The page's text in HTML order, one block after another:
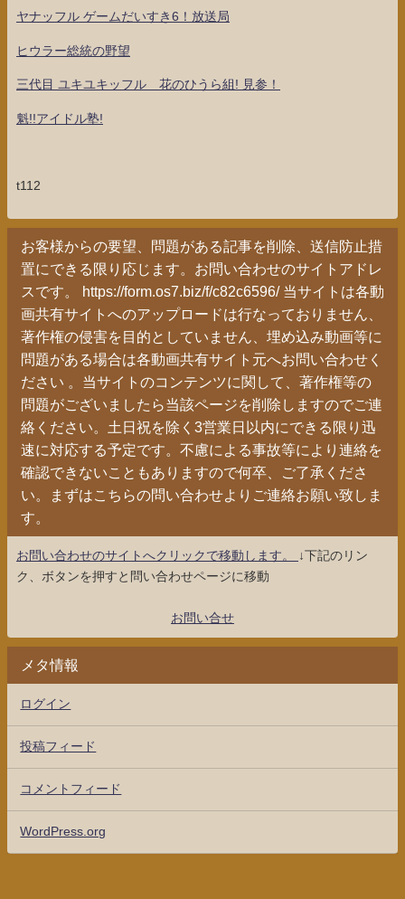
ヤナッフル ゲームだいすき6！放送局
ヒウラー総統の野望
三代目 ユキユキッフル 花のひうら組! 見参！
魁!!アイドル塾!
t112
お客様からの要望、問題がある記事を削除、送信防止措
置にできる限り応じます。お問い合わせのサイトアドレ
スです。 https://form.os7.biz/f/c82c6596/ 当サイトは各動
画共有サイトへのアップロードは行なっておりません、
著作権の侵害を目的としていません、埋め込み動画等に
問題がある場合は各動画共有サイト元へお問い合わせく
ださい 。当サイトのコンテンツに関して、著作権等の
問題がございましたら当該ページを削除しますのでご連
絡ください。土日祝を除く3営業日以内にできる限り迅
速に対応する予定です。不慮による事故等により連絡を
確認できないこともありますので何卒、ご了承くださ
い。まずはこちらの問い合わせよりご連絡お願い致しま
す。
お問い合わせのサイトへクリックで移動します。
↓下記のリン
ク、ボタンを押すと問い合わせページに移動
お問い合せ
メタ情報
ログイン
投稿フィード
コメントフィード
WordPress.org